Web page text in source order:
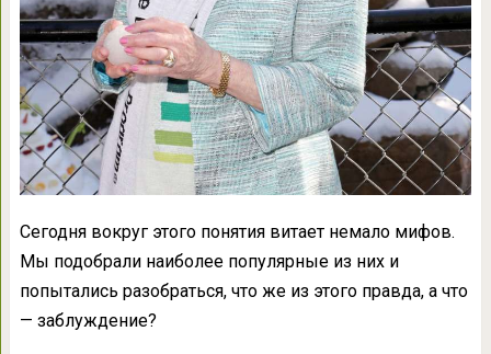
Сегодня вокруг этого понятия витает немало мифов.
Мы подобрали наиболее популярные из них и
попытались разобраться, что же из этого правда, а что
— заблуждение?